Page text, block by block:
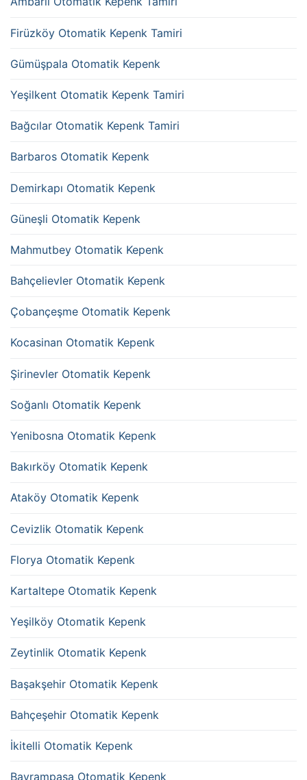
Firüzköy Otomatik Kepenk Tamiri
Gümüşpala Otomatik Kepenk
Yeşilkent Otomatik Kepenk Tamiri
Bağcılar Otomatik Kepenk Tamiri
Barbaros Otomatik Kepenk
Demirkapı Otomatik Kepenk
Güneşli Otomatik Kepenk
Mahmutbey Otomatik Kepenk
Bahçelievler Otomatik Kepenk
Çobançeşme Otomatik Kepenk
Kocasinan Otomatik Kepenk
Şirinevler Otomatik Kepenk
Soğanlı Otomatik Kepenk
Yenibosna Otomatik Kepenk
Bakırköy Otomatik Kepenk
Ataköy Otomatik Kepenk
Cevizlik Otomatik Kepenk
Florya Otomatik Kepenk
Kartaltepe Otomatik Kepenk
Yeşilköy Otomatik Kepenk
Zeytinlik Otomatik Kepenk
Başakşehir Otomatik Kepenk
Bahçeşehir Otomatik Kepenk
İkitelli Otomatik Kepenk
Bayrampaşa Otomatik Kepenk